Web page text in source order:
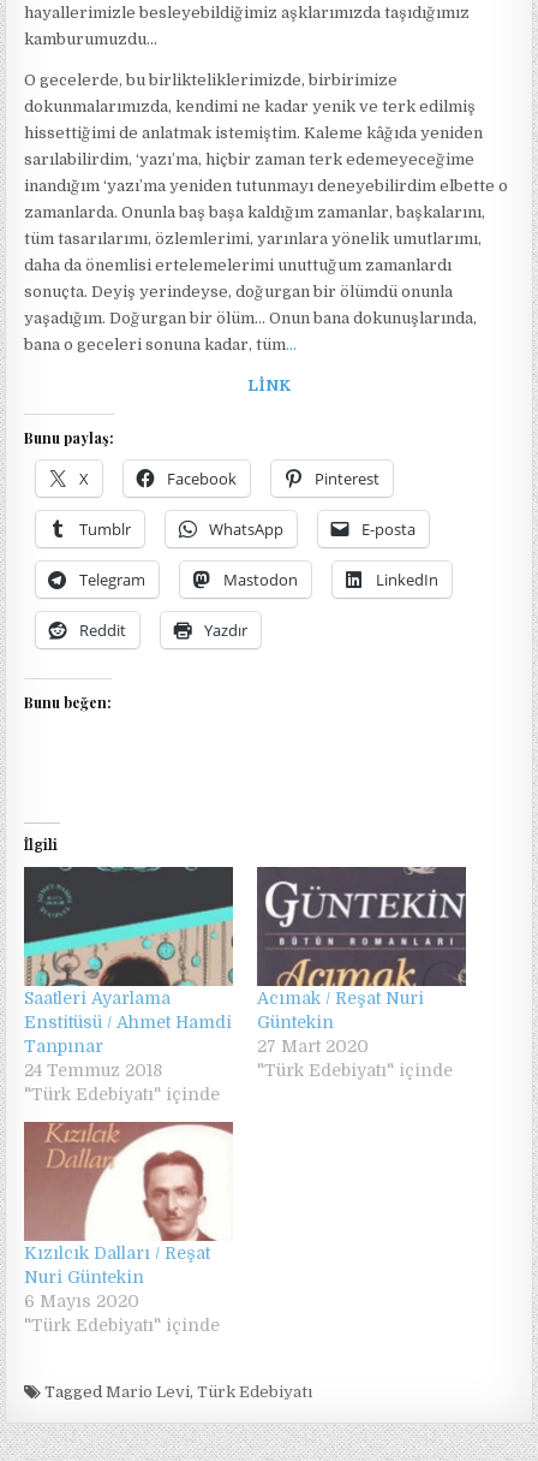
hayallerimizle besleyebildiğimiz aşklarımızda taşıdığımız
kamburumuzdu…
O gecelerde, bu birlikteliklerimizde, birbirimize
dokunmalarımızda, kendimi ne kadar yenik ve terk edilmiş
hissettiğimi de anlatmak istemiştim. Kaleme kâğıda yeniden
sarılabilirdim, ‘yazı’ma, hiçbir zaman terk edemeyeceğime
inandığım ‘yazı’ma yeniden tutunmayı deneyebilirdim elbette o
zamanlarda. Onunla baş başa kaldığım zamanlar, başkalarını,
tüm tasarılarımı, özlemlerimi, yarınlara yönelik umutlarımı,
daha da önemlisi ertelemelerimi unuttuğum zamanlardı
sonuçta. Deyiş yerindeyse, doğurgan bir ölümdü onunla
yaşadığım. Doğurgan bir ölüm… Onun bana dokunuşlarında,
bana o geceleri sonuna kadar, tüm…
LİNK
Bunu paylaş:
X Facebook Pinterest
Tumblr WhatsApp E-posta
Telegram Mastodon LinkedIn
Reddit Yazdır
Bunu beğen:
İlgili
Saatleri Ayarlama
Enstitüsü / Ahmet Hamdi
Tanpınar
24 Temmuz 2018
"Türk Edebiyatı" içinde
Acımak / Reşat Nuri
Güntekin
27 Mart 2020
"Türk Edebiyatı" içinde
Kızılcık Dalları / Reşat
Nuri Güntekin
6 Mayıs 2020
"Türk Edebiyatı" içinde
TaggedMario Levi,Türk Edebiyatı